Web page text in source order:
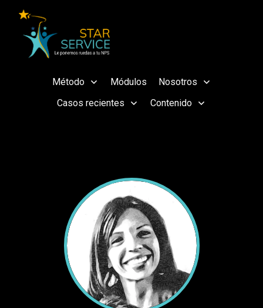
Método Módulos
Nosotros
Casos recientes
Contenido